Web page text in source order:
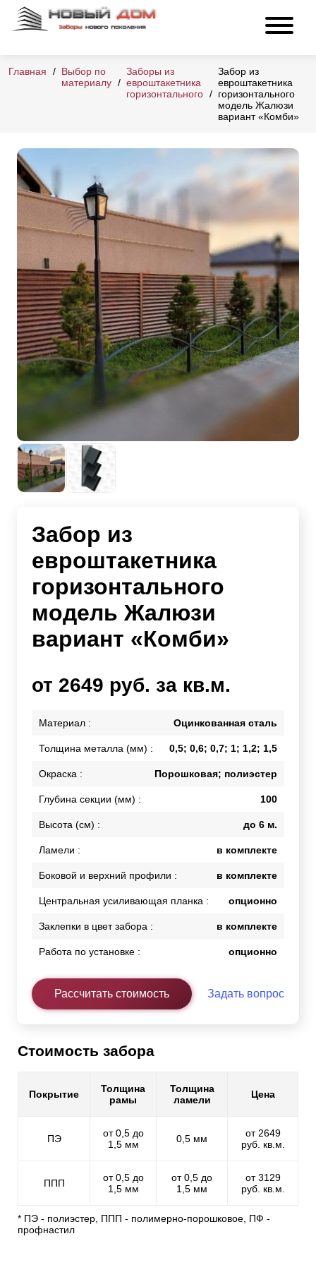
Главная
Выбор по
материалу
Заборы из
евроштакетника
горизонтального
Забор из
евроштакетника
горизонтального
модель Жалюзи
вариант «Комби»
Забор из
евроштакетника
горизонтального
модель Жалюзи
вариант «Комби»
от 2649 руб. за кв.м.
Материал : Оцинкованная сталь
Толщина металла (мм) : 0,5; 0,6; 0,7; 1; 1,2; 1,5
Окраска : Порошковая; полиэстер
Глубина секции (мм) : 100
Высота (см) : до 6 м.
Ламели : в комплекте
Боковой и верхний профили : в комплекте
Центральная усиливающая планка : опционно
Заклепки в цвет забора : в комплекте
Работа по установке : опционно
Рассчитать стоимость Задать вопрос
Стоимость забора
Покрытие
Толщина
рамы
Толщина
ламели
Цена
ПЭ
от 0,5 до
1,5 мм
0,5 мм
от 2649
руб. кв.м.
ППП
от 0,5 до
1,5 мм
от 0,5 до
1,5 мм
от 3129
руб. кв.м.
* ПЭ - полиэстер, ППП - полимерно-порошковое, ПФ -
профнастил